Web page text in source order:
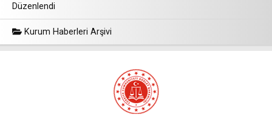
Düzenlendi
Kurum Haberleri Arşivi